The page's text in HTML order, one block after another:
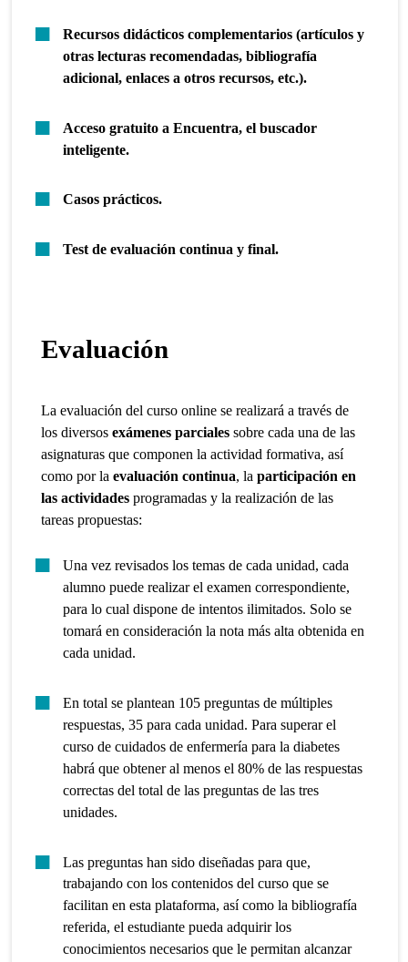
Recursos didácticos complementarios (artículos y
otras lecturas recomendadas, bibliografía
adicional, enlaces a otros recursos, etc.).
Acceso gratuito a Encuentra, el buscador
inteligente.
Casos prácticos.
Test de evaluación continua y final.
Evaluación
La evaluación del curso online se realizará a través de
los diversosexámenes parciales sobre cada una de las
asignaturas que componen la actividad formativa, así
como por laevaluación continua, laparticipación en
las actividades programadas y la realización de las
tareas propuestas:
Una vez revisados los temas de cada unidad, cada
alumno puede realizar el examen correspondiente,
para lo cual dispone de intentos ilimitados. Solo se
tomará en consideración la nota más alta obtenida en
cada unidad.
En total se plantean 105 preguntas de múltiples
respuestas, 35 para cada unidad. Para superar el
curso de cuidados de enfermería para la diabetes
habrá que obtener al menos el 80% de las respuestas
correctas del total de las preguntas de las tres
unidades.
Las preguntas han sido diseñadas para que,
trabajando con los contenidos del curso que se
facilitan en esta plataforma, así como la bibliografía
referida, el estudiante pueda adquirir los
conocimientos necesarios que le permitan alcanzar